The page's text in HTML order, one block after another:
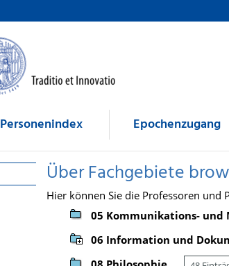
Personenindex Epochenzugang
Über Fachgebiete
Hier können Sie die Professoren und
05 Kommunikations- und
06 Information und